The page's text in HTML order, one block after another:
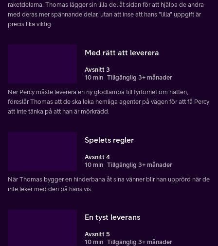
raketdelarna. Thomas lägger sin lilla del åt sidan för att hjälpa de andra
med deras mer spännande delar, utan att inse att hans "lilla" uppgift är
precis lika viktig.
Med rätt att leverera
Avsnitt 3
10 min Tillgänglig 3+ månader
Ner Percy måste leverera en ny glödlampa till fyrtornet om natten,
föreslår Thomas att de ska leka hemliga agenter på vägen för att få Percy
att inte tänka på att han är mörkrädd.
Spelets regler
Avsnitt 4
10 min Tillgänglig 3+ månader
När Thomas bygger en hinderbana åt sina vänner blir han upprörd när de
inte leker med den på hans vis.
En tyst leverans
Avsnitt 5
10 min Tillgänglig 3+ månader